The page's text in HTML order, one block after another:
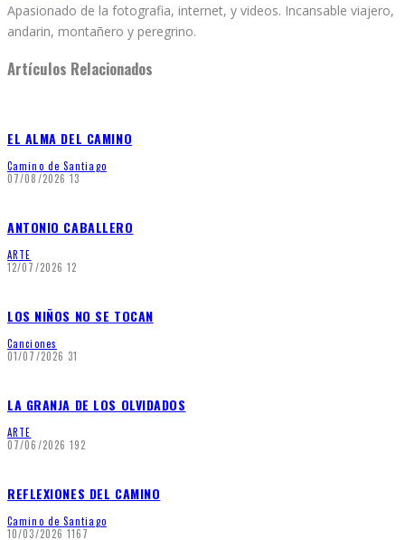
Apasionado de la fotografia, internet, y videos. Incansable viajero,
andarin, montañero y peregrino.
Artículos Relacionados
EL ALMA DEL CAMINO
Camino de Santiago
07/08/2026 13
ANTONIO CABALLERO
ARTE
12/07/2026 12
LOS NIÑOS NO SE TOCAN
Canciones
01/07/2026 31
LA GRANJA DE LOS OLVIDADOS
ARTE
07/06/2026 192
REFLEXIONES DEL CAMINO
Camino de Santiago
10/03/2026 1167